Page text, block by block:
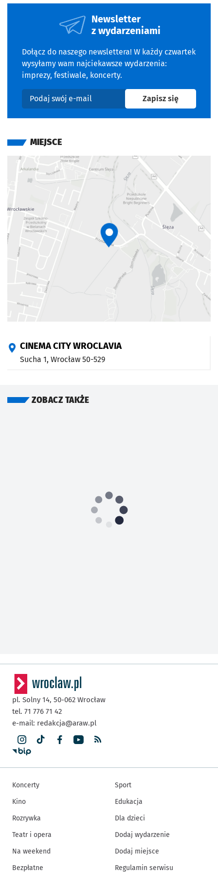
Newsletter
z wydarzeniami
Dołącz do naszego newslettera! W każdy czwartek
wysyłamy wam najciekawsze wydarzenia:
imprezy, festiwale, koncerty.
Podaj swój e-mail
Zapisz sięna
MIEJSCE
CINEMA CITY WROCLAVIA
Sucha 1, Wrocław 50-529
ZOBACZ TAKŻE
pl. Solny 14, 50-062 Wrocław
tel. 71 776 71 42
e-mail: redakcja@araw.pl
Koncerty
Kino
Rozrywka
Teatr i opera
Na weekend
Bezpłatne
Sport
Edukacja
Dla dzieci
Dodaj wydarzenie
Dodaj miejsce
Regulamin serwisu